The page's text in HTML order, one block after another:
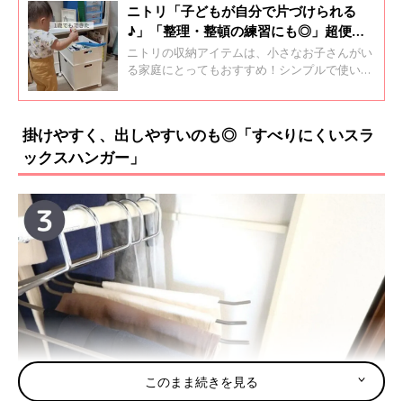
ニトリ「子どもが自分で片づけられる
♪」「整理・整頓の練習にも◎」超便利
★収納アイテム4選
ニトリの収納アイテムは、小さなお子さんがい
る家庭にとってもおすすめ！シンプルで使い勝
しやすいんです♪ 今回は、子どもが自分で片づ
収納アイテムをご紹介します。
掛けやすく、出しやすいのも◎「すべりにくいスラ
ックスハンガー」
このまま続きを見る